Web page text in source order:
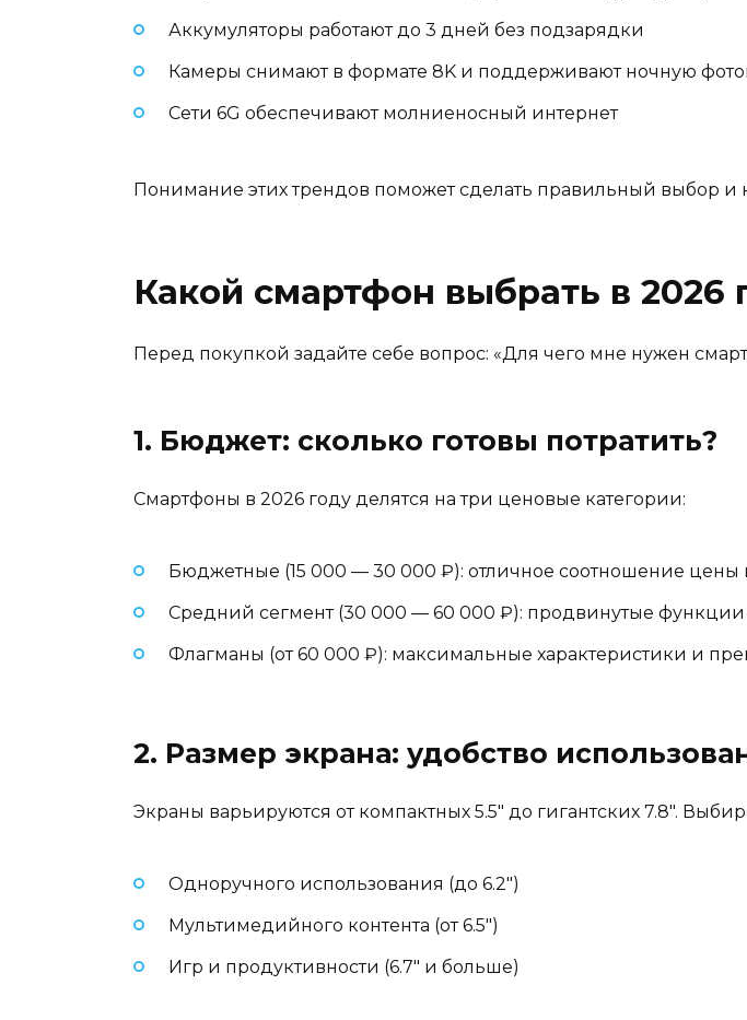
Аккумуляторы работают до 3 дней без подзарядки
Камеры снимают в формате 8K и поддерживают ночную
Сети 6G обеспечивают молниеносный интернет
Понимание этих трендов поможет сделать правильный выбор
Какой смартфон выбрать в 2026
Перед покупкой задайте себе вопрос: «Для чего мне нужен
1. Бюджет: сколько готовы потратить?
Смартфоны в 2026 году делятся на три ценовые категории:
Бюджетные (15 000 — 30 000 ₽): отличное соотношение цены
Средний сегмент (30 000 — 60 000 ₽): продвинутые
Флагманы (от 60 000 ₽): максимальные характеристики и
2. Размер экрана: удобство
Экраны варьируются от компактных 5.5″ до гигантских 7.8″.
Одноручного использования (до 6.2″)
Мультимедийного контента (от 6.5″)
Игр и продуктивности (6.7″ и больше)